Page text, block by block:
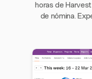
horas de
de nómina.